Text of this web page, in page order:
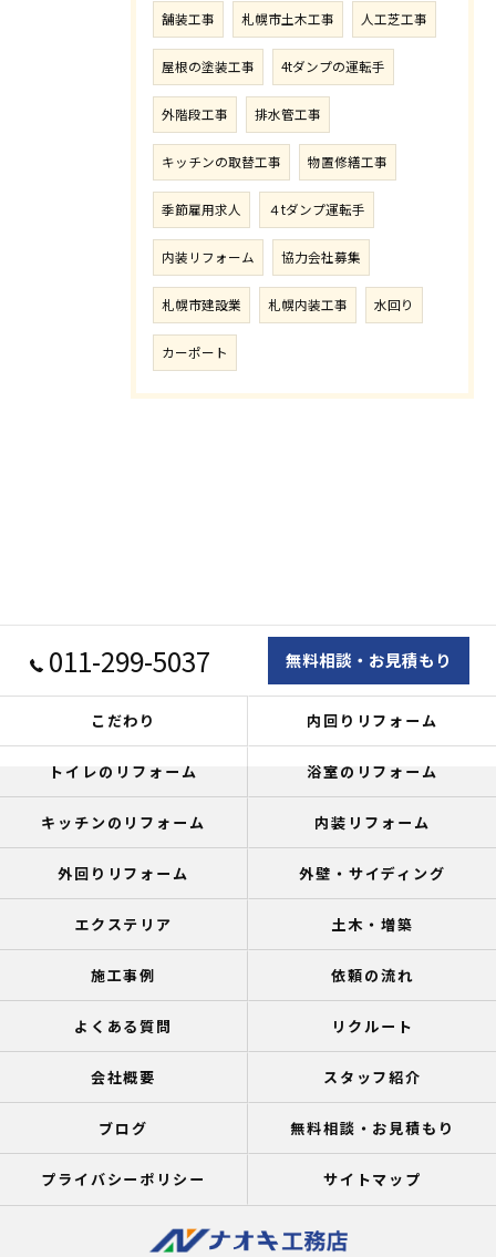
舗装工事 札幌市土木工事 人工芝工事
屋根の塗装工事 4tダンプの運転手
外階段工事 排水管工事
キッチンの取替工事 物置修繕工事
季節雇用求人 ４tダンプ運転手
内装リフォーム 協力会社募集
札幌市建設業 札幌内装工事 水回り
カーポート
011-299-5037 無料相談・お見積もり
こだわり 内回りリフォーム
トイレのリフォーム 浴室のリフォーム
キッチンのリフォーム 内装リフォーム
外回りリフォーム 外壁・サイディング
エクステリア 土木・増築
施工事例 依頼の流れ
よくある質問 リクルート
会社概要 スタッフ紹介
ブログ 無料相談・お見積もり
プライバシーポリシー サイトマップ